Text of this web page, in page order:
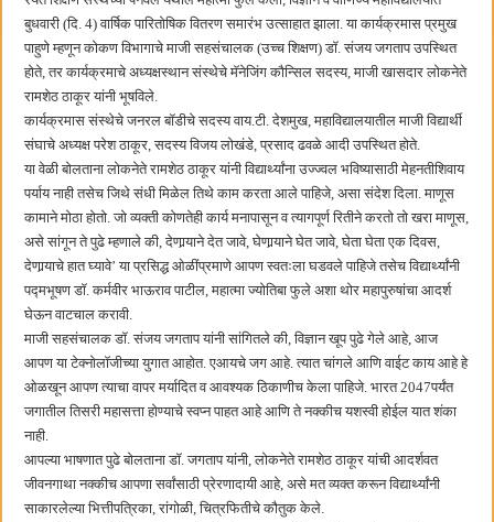
बाल्मर लॉरी आणि शेल इंडियातील कंत्राटी कामगारांना भरघोस पगारवाढ
बुधवारी (दि. 4) वार्षिक पारितोषिक वितरण समारंभ उत्साहात झाला. या कार्यक्रमास प्रमुख
पाहुणे म्हणून कोकण विभागाचे माजी सहसंचालक (उच्च शिक्षण) डॉ. संजय जगताप उपस्थित
होते, तर कार्यक्रमाचे अध्यक्षस्थान संस्थेचे मॅनेजिंग कौन्सिल सदस्य, माजी खासदार लोकनेते
रामशेठ ठाकूर यांनी भूषविले.
कार्यक्रमास संस्थेचे जनरल बॉडीचे सदस्य वाय.टी. देशमुख, महाविद्यालयातील माजी विद्यार्थी
संघाचे अध्यक्ष परेश ठाकूर, सदस्य विजय लोखंडे, प्रसाद ढवळे आदी उपस्थित होते.
या वेळी बोलताना लोकनेते रामशेठ ठाकूर यांनी विद्यार्थ्यांना उज्ज्वल भविष्यासाठी मेहनतीशिवाय
पर्याय नाही तसेच जिथे संधी मिळेल तिथे काम करता आले पाहिजे, असा संदेश दिला. माणूस
कामाने मोठा होतो. जो व्यक्ती कोणतेही कार्य मनापासून व त्यागपूर्ण रितीने करतो तो खरा माणूस,
असे सांगून ते पुढे म्हणाले की, देणार्‍याने देत जावे, घेणार्‍याने घेत जावे, घेता घेता एक दिवस,
देणार्‍याचे हात घ्यावे’ या प्रसिद्ध ओळींप्रमाणे आपण स्वतःला घडवले पाहिजे तसेच विद्यार्थ्यांनी
पद्मभूषण डॉ. कर्मवीर भाऊराव पाटील, महात्मा ज्योतिबा फुले अशा थोर महापुरुषांचा आदर्श
घेऊन वाटचाल करावी.
माजी सहसंचालक डॉ. संजय जगताप यांनी सांगितले की, विज्ञान खूप पुढे गेले आहे, आज
आपण या टेक्नोलॉजीच्या युगात आहोत. एआयचे जग आहे. त्यात चांगले आणि वाईट काय आहे हे
ओळखून आपण त्याचा वापर मर्यादित व आवश्यक ठिकाणीच केला पाहिजे. भारत 2047पर्यंत
जगातील तिसरी महासत्ता होण्याचे स्वप्न पाहत आहे आणि ते नक्कीच यशस्वी होईल यात शंका
नाही.
आपल्या भाषणात पुढे बोलताना डॉ. जगताप यांनी, लोकनेते रामशेठ ठाकूर यांची आदर्शवत
जीवनगाथा नक्कीच आपणा सर्वांसाठी प्रेरणादायी आहे, असे मत व्यक्त करून विद्यार्थ्यांनी
साकारलेल्या भित्तीपत्रिका, रांगोळी, चित्रफितीचे कौतुक केले.